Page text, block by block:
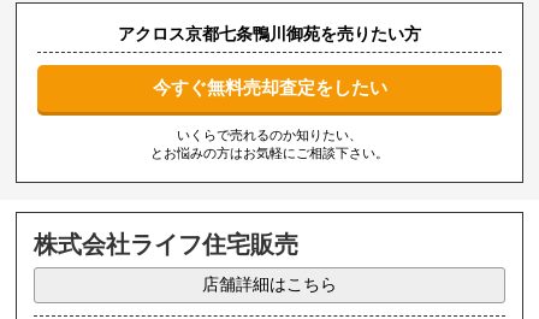
アクロス京都七条鴨川御苑を売りたい方
今すぐ無料売却査定をしたい
いくらで売れるのか知りたい、
とお悩みの方はお気軽にご相談下さい。
株式会社ライフ住宅販売
店舗詳細はこちら